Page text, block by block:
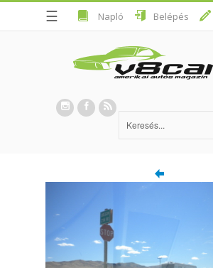
☰ Napló Belépés